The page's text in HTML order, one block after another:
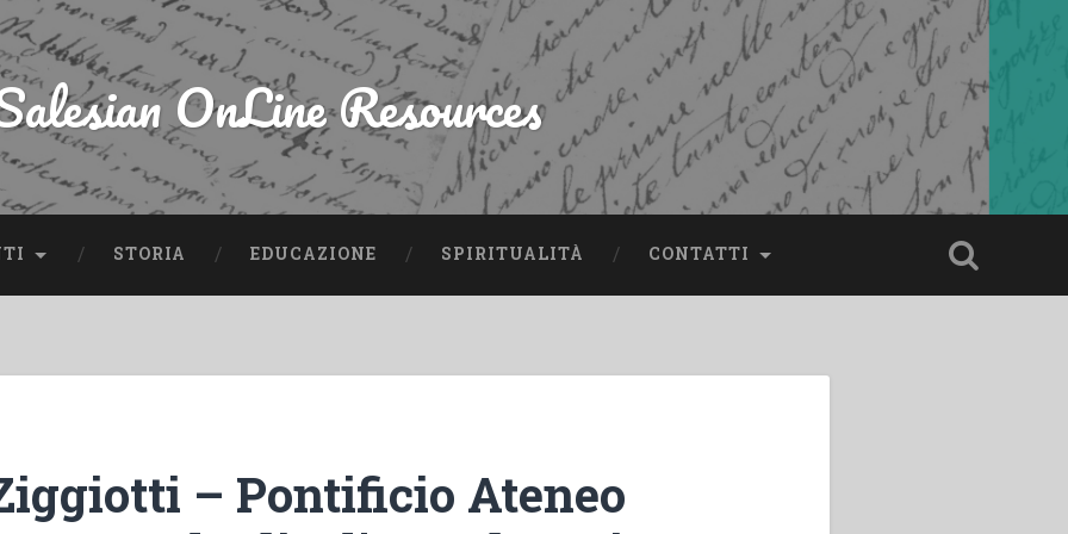
OnLine Resources
STORIA EDUCAZIONE SPIRITUALITÀ CONTATTI
– Pontificio Ateneo